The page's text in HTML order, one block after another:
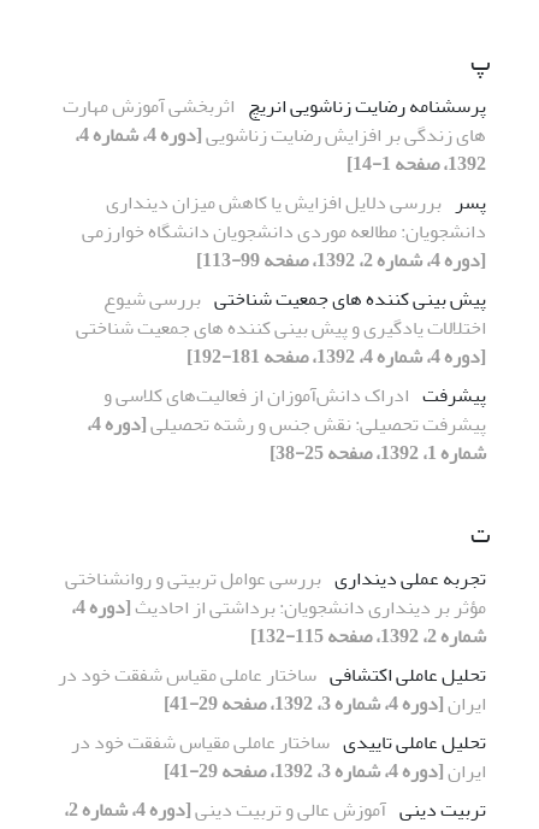
پ
پرسشنامه رضایت زناشویی انریچ اثربخشی آموزش مهارت
های زندگی بر افزایش رضایت زناشویی
[دوره 4، شماره 4،
1392، صفحه 1-14]
پسر بررسی دلایل افزایش یا کاهش میزان دینداری
دانشجویان: مطالعه موردی دانشجویان دانشگاه خوارزمی
[دوره 4، شماره 2، 1392، صفحه 99-113]
پیش بینی کننده های جمعیت شناختی بررسی شیوع
اختلالات یادگیری و پیش بینی کننده های جمعیت شناختی
[دوره 4، شماره 4، 1392، صفحه 181-192]
پیشرفت ادراک دانش‌آموزان از فعالیت‌های کلاسی و
پیشرفت تحصیلی: نقش جنس و رشته تحصیلی
[دوره 4،
شماره 1، 1392، صفحه 25-38]
ت
تجربه عملی دینداری بررسی عوامل تربیتی و روانشناختی
مؤثر بر دینداری دانشجویان: برداشتی از احادیث
[دوره 4،
شماره 2، 1392، صفحه 115-132]
تحلیل عاملی اکتشافی ساختار عاملی مقیاس شفقت خود در
ایران[دوره 4، شماره 3، 1392، صفحه 29-41]
تحلیل عاملی تاییدی ساختار عاملی مقیاس شفقت خود در
ایران[دوره 4، شماره 3، 1392، صفحه 29-41]
تربیت دینی آموزش عالی و تربیت دینی
[دوره 4، شماره 2،